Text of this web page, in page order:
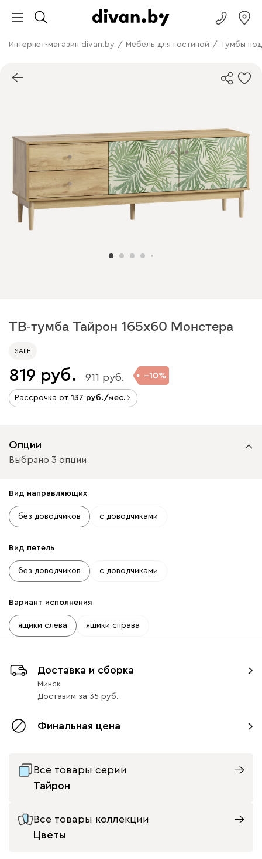
Интернет-магазин divan.by / Мебель для гостиной / Тумбы
ТВ-тумба Тайрон 165x60 Монстера
SALE
819 911 10
Рассрочка от 137 /мес.
Опции
Выбрано 3 опции
Вид направляющих
без доводчиков с доводчиками
Вид петель
без доводчиков с доводчиками
Вариант исполнения
ящики слева ящики справа
Доставка и сборка
Минск
Доставим за 35
Финальная цена
Все товары серии
Тайрон
Все товары коллекции
Цветы